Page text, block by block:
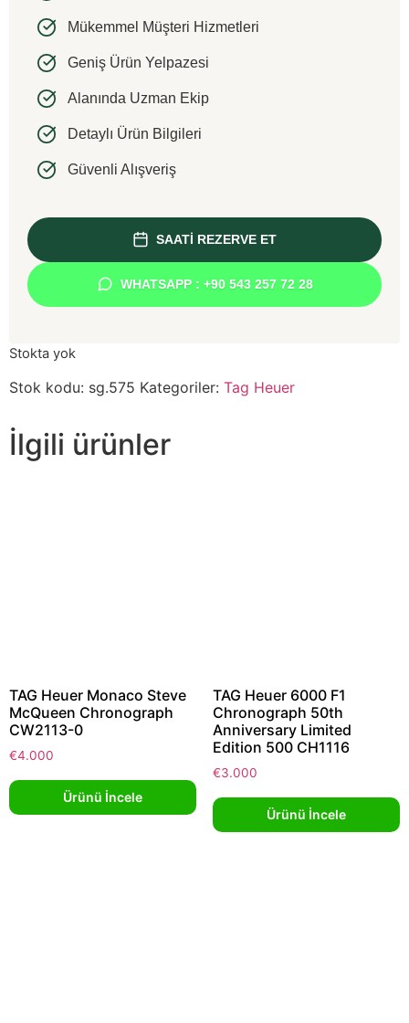
Mükemmel Müşteri Hizmetleri
Geniş Ürün Yelpazesi
Alanında Uzman Ekip
Detaylı Ürün Bilgileri
Güvenli Alışveriş
SAATİ REZERVE ET
WHATSAPP : +90 543 257 72 28
Stokta yok
Stok kodu: sg.575 Kategoriler: Tag Heuer
İlgili ürünler
TAG Heuer Monaco Steve
McQueen Chronograph
CW2113-0
€4.000
Ürünü İncele
TAG Heuer 6000 F1
Chronograph 50th
Anniversary Limited
Edition 500 CH1116
€3.000
Ürünü İncele